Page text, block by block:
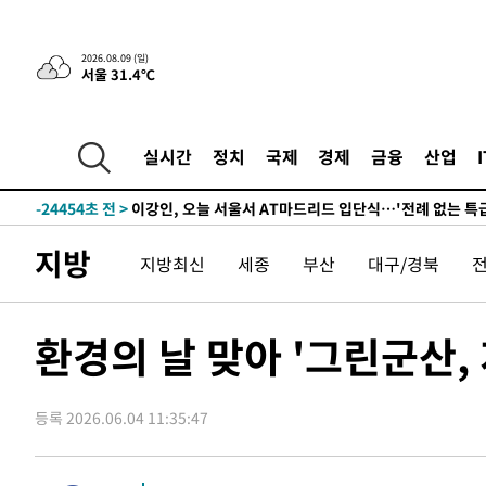
2026.08.09 (일)
서울 31.4℃
실시간 정치 국제 경제 금융 산업
-31138초 전 >[속보]장은수, KLPGA 제주삼다수 역전 우승…데뷔 10
정상
-26503초 전 >"얼마나 더웠으면"…안동 물길공원서 헤엄친 구렁이 '
-25702초 전 >
'2경기 연속 침묵' 손흥민, 톨루카전 68분만 뛰고 슈팅 0
-24454초 전 >
-11336초 전 > '여긴 20도, 저긴 50도'…열화상 카메라로 본 폭염 저감
-4401초 전 >
튀르키예 외무장관, "메카 3국 방위협정은 이란이 목표 아
-1609초 전 >이군이 불법 군시설 건설한 레바논 남부에서 레바논군 3명
53분 전 >美 국방부, 켄달 전 공군장관 보안허가 취소…“에어포스원 기
54분 전 >“美 이란전 무기 소진…북한과 분쟁시 주한 미군 취약해질 수
-31138초 전 >[속보]장은수, KLPGA 제주삼다수 역전 우승…데뷔 10
-26503초 전 > "얼마나 더웠으면"…안동 물길공원서 헤엄친 구렁이 '
지방 지방최신 세종 부산 대구/경북
환경의 날 맞아 '그린군
등록 2026.06.04 11:35:47